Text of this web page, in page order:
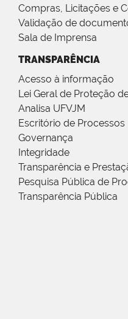
Compras, Licitações e
Validação de
Sala de Imprensa
TRANSPARÊNCIA
Acesso à informação
Lei Geral de Proteção
Analisa UFVJM
Escritório de Processos
Governança
Integridade
Transparência e
Pesquisa Pública de
Transparência Pública